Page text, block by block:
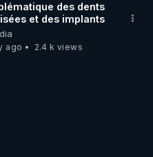
des dents
et des implants
ago
2.4 k views